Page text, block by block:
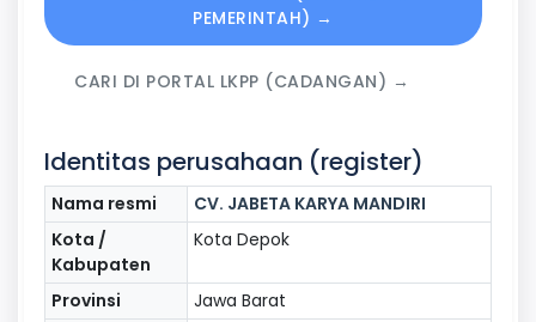
PEMERINTAH) →
CARI DI PORTAL LKPP (CADANGAN) →
Identitas perusahaan (register)
Nama resmi
CV. JABETA KARYA MANDIRI
Kota /
Kabupaten
Kota Depok
Provinsi
Jawa Barat